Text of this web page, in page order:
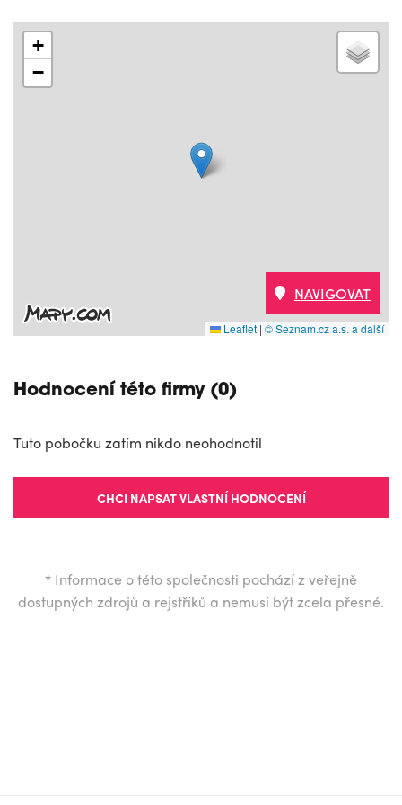
+
−
Leaflet | © Seznam.cz a.s. a další
NAVIGOVAT
Hodnocení této firmy (0)
Tuto pobočku zatím nikdo neohodnotil
CHCI NAPSAT VLASTNÍ HODNOCENÍ
* Informace o této společnosti pochází z veřejně
dostupných zdrojů a rejstříků a nemusí být zcela přesné.